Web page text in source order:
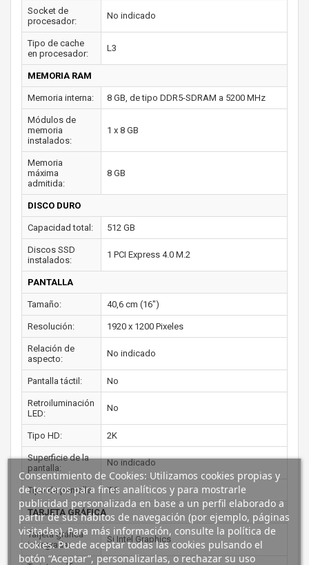
Socket de
procesador:
No indicado
Tipo de cache
en procesador:
L3
MEMORIA RAM
Memoria interna: 8 GB, de tipo DDR5-SDRAM a 5200 MHz
Módulos de
memoria
instalados:
1 x 8 GB
Memoria
máxima
admitida:
8 GB
DISCO DURO
Capacidad total: 512 GB
Discos SSD
instalados:
1 PCI Express 4.0 M.2
PANTALLA
Tamaño: 40,6 cm (16")
Resolución: 1920 x 1200 Pixeles
Relación de
aspecto:
No indicado
Pantalla táctil: No
Retroiluminación
LED:
No
Tipo HD: 2K
Superficie de la
pantalla:
No indicado
Tipo de pantalla: IPS
TARJETA GRÁFICA
Tarjeta gráfica
intregrada:
Si Intel Graphics
Consentimiento de Cookies: Utilizamos cookies propias y
de terceros para fines analíticos y para mostrarle
publicidad personalizada en base a un perfil elaborado a
partir de sus hábitos de navegación (por ejemplo, páginas
visitadas). Para más información, consulte la política de
cookies. Puede aceptar todas las cookies pulsando el
botón “Aceptar”, personalizarlas, o rechazar su uso